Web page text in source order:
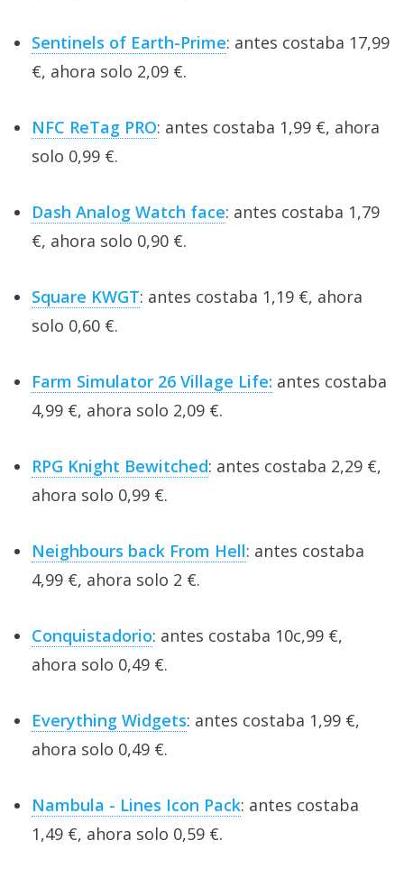
Sentinels of Earth-Prime: antes costaba 17,99
€, ahora solo 2,09 €.
NFC ReTag PRO: antes costaba 1,99 €, ahora
solo 0,99 €.
Dash Analog Watch face: antes costaba 1,79
€, ahora solo 0,90 €.
Square KWGT: antes costaba 1,19 €, ahora
solo 0,60 €.
Farm Simulator 26 Village Life: antes costaba
4,99 €, ahora solo 2,09 €.
RPG Knight Bewitched: antes costaba 2,29 €,
ahora solo 0,99 €.
Neighbours back From Hell: antes costaba
4,99 €, ahora solo 2 €.
Conquistadorio: antes costaba 10c,99 €,
ahora solo 0,49 €.
Everything Widgets: antes costaba 1,99 €,
ahora solo 0,49 €.
Nambula - Lines Icon Pack: antes costaba
1,49 €, ahora solo 0,59 €.